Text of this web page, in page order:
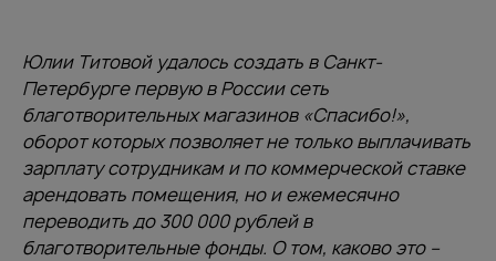
Юлии Титовой удалось создать в Санкт-
Петербурге первую в России сеть
благотворительных магазинов «Спасибо!»,
оборот которых позволяет не только выплачивать
зарплату сотрудникам и по коммерческой ставке
арендовать помещения, но и ежемесячно
переводить до 300 000 рублей в
благотворительные фонды. О том, каково это –